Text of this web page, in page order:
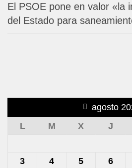
El PSOE pone en valor «la
del Estado para
agosto
L
M X J
3
4 5 6